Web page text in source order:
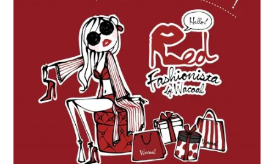
ワコールウェブストア
公式アプリ
ニュース＆トピックス